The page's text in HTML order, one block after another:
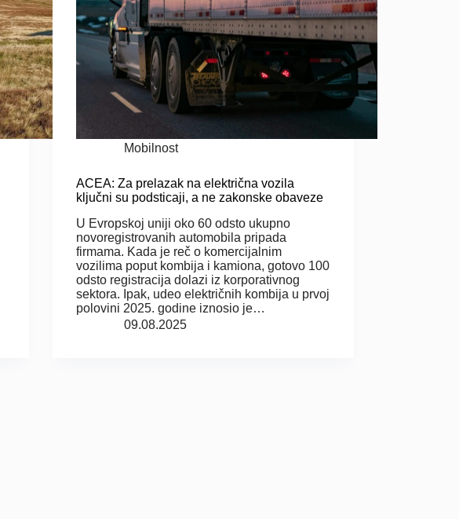
Mobilnost
ACEA: Za prelazak na električna vozila
ključni su podsticaji, a ne zakonske obaveze
U Evropskoj uniji oko 60 odsto ukupno
novoregistrovanih automobila pripada
firmama. Kada je reč o komercijalnim
vozilima poput kombija i kamiona, gotovo 100
odsto registracija dolazi iz korporativnog
sektora. Ipak, udeo električnih kombija u prvoj
polovini 2025. godine iznosio je…
09.08.2025